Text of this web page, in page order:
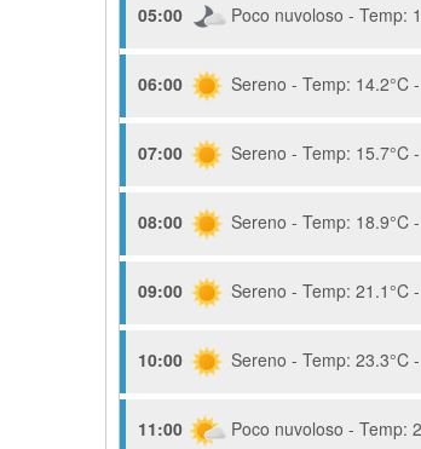
05:00 Poco nuvoloso - Temp:
06:00 Sereno - Temp: 14.2°C
07:00 Sereno - Temp: 15.7°C
08:00 Sereno - Temp: 18.9°C
09:00 Sereno - Temp: 21.1°C
10:00 Sereno - Temp: 23.3°C
11:00 Poco nuvoloso - Temp: